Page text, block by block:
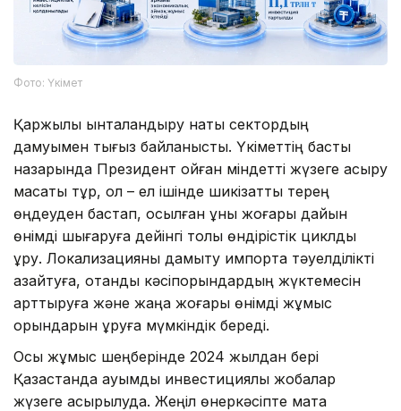
Фото: Үкімет
Қаржылық ынталандыру нақты сектордың
дамуымен тығыз байланысты. Үкіметтің басты
назарында Президент қойған міндетті жүзеге асыру
мақсаты тұр, ол – ел ішінде шикізатты терең
өңдеуден бастап, қосылған құны жоғары дайын
өнімді шығаруға дейінгі толық өндірістік циклды
құру. Локализацияны дамыту импортқа тәуелділікті
азайтуға, отандық кәсіпорындардың жүктемесін
арттыруға және жаңа жоғары өнімді жұмыс
орындарын құруға мүмкіндік береді.
Осы жұмыс шеңберінде 2024 жылдан бері
Қазақстанда ауқымды инвестициялық жобалар
жүзеге асырылуда. Жеңіл өнеркәсіпте мақта